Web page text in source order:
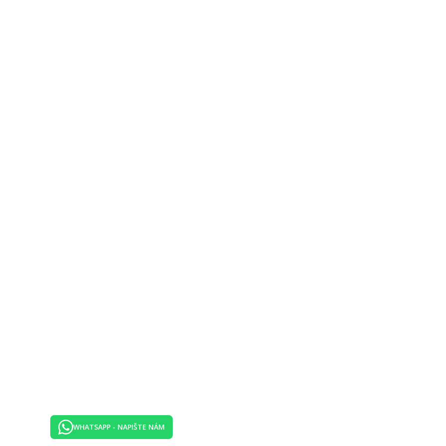
vybavení většiny pokojů patří balkón. Mnoho pokojů má výhled na moře, který vytváří příjemnou atmosféru. Také je zde sejf a
kávovar. K základnímu vybavení patří telefon, televize, DVD přehrávač a WiFi (zdarma). Pro hosty je na pokoji připravena domácí obuv.
také vysoušeč vlasů a župan. Další popis vybavení a umístění pokojů, najdete v oficiálním popisu u jednotlivých termínů
a šnorchlování, potápění je za poplatek. Také nabídka indoorových sportovních aktivit je bohatá, je zde například fitness studio,
uvolnění po dlouhém dni. Některé procedury jako například kosmetický salon a masáže jsou za poplatek. Pro děti jsou připraveny hry a
a plná penze (snídaně, oběd a večeře)
WHATSAPP - NAPIŠTE NÁM